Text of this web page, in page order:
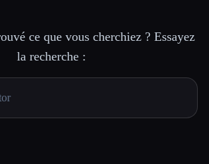
ce que vous cherchiez ? Essayez
la recherche :